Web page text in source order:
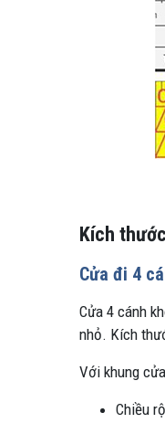
Kích
Cửa đi 4
Cửa 4 cánh
nhỏ. Kích
Với khung
Chiều